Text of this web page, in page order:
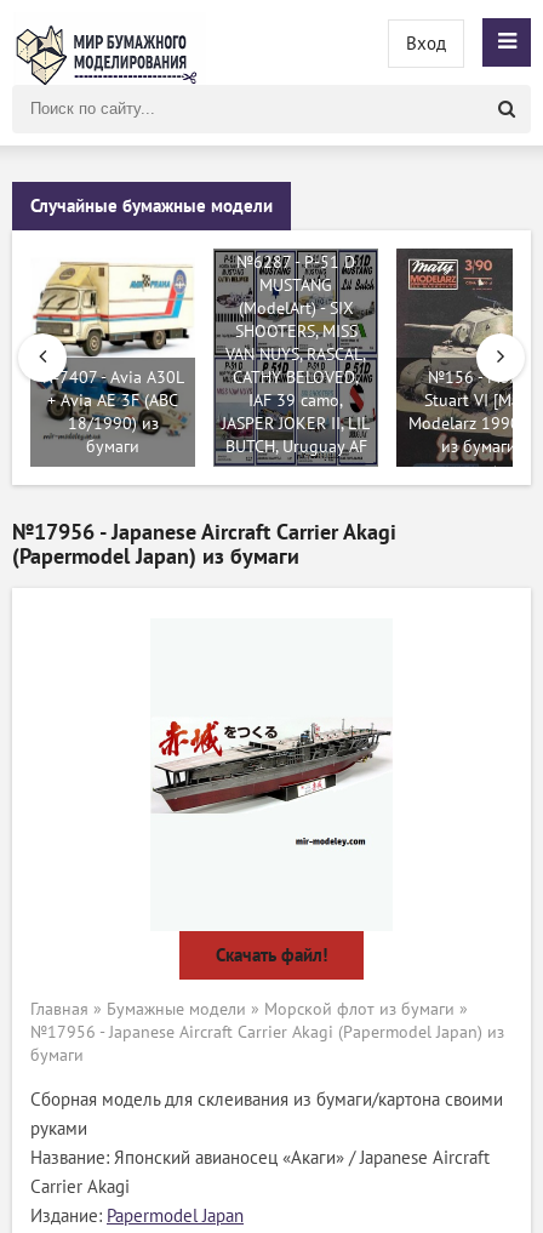
сайту
Вход
Случайные бумажные модели
№7407 - Avia A30L
+ Avia AE 3F (ABC
18/1990) из
бумаги
№6287 - P-51 D
MUSTANG
(ModelArt) - SIX
SHOOTERS, MISS
VAN NUYS, RASCAL,
CATHY BELOVED,
IAF 39 camo,
JASPER JOKER II, LIL
BUTCH, Uruguay AF
№156 - M5A1
Stuart VI [Maly
Modelarz 1990-
из бумаги
№17956 - Japanese Aircraft Carrier Akagi
(Papermodel Japan) из бумаги
Скачать файл!
Главная » Бумажные модели » Морской флот из бумаги »
№17956 - Japanese Aircraft Carrier Akagi (Papermodel Japan) из
бумаги
Сборная модель для склеивания из бумаги/картона своими
руками
Название: Японский авианосец «Акаги» / Japanese Aircraft
Carrier Akagi
Издание: Papermodel Japan